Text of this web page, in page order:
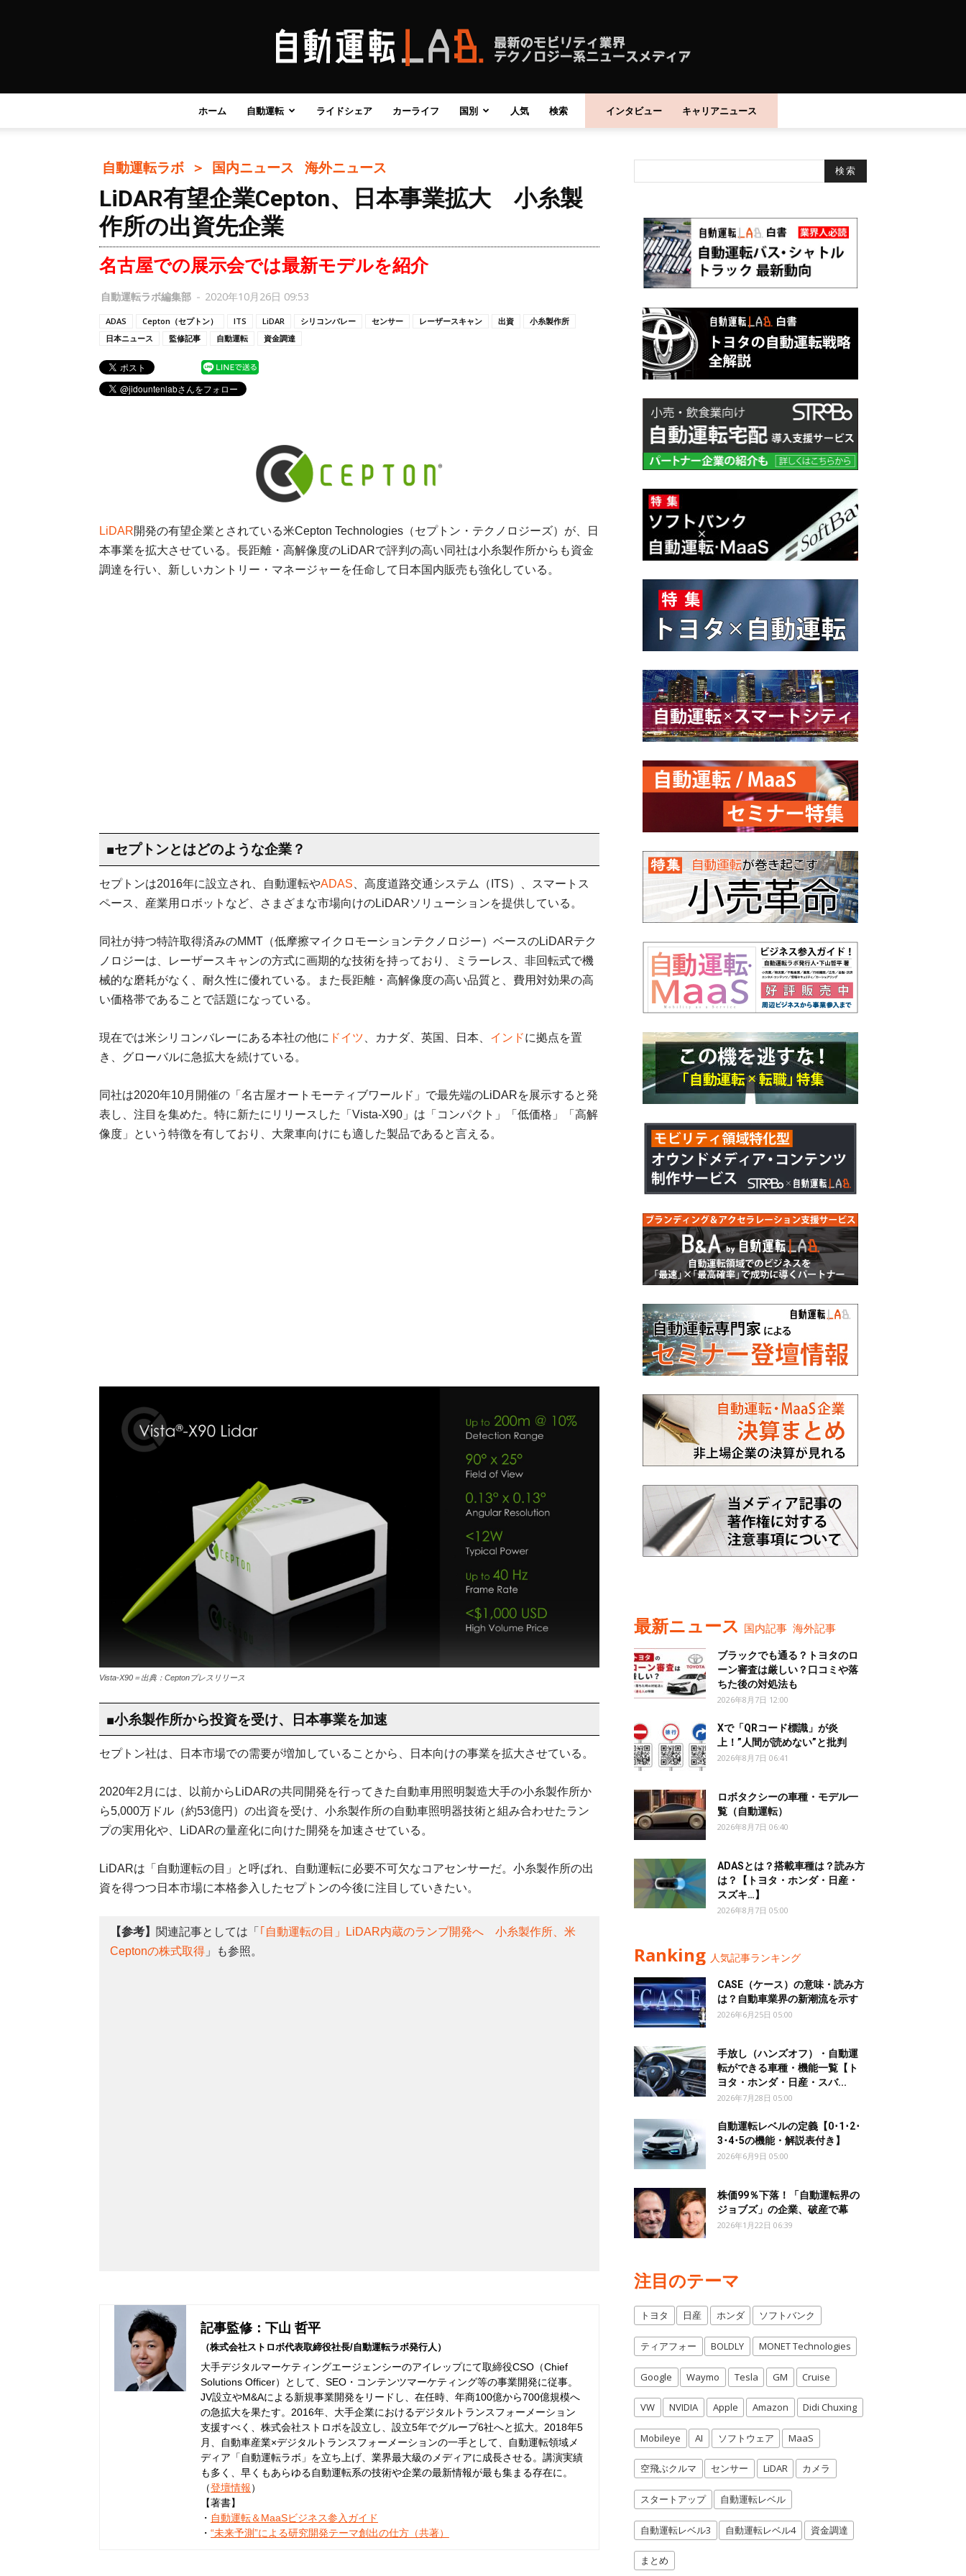
自
動
ホーム 自動運転 ライドシェア カーライフ 国別 人気 検索 インタビュー キャリアニュース
自動運転ラボ ＞ 国内ニュース 海外ニュース
LiDAR有望企業Cepton、日本事業拡大 小糸製
作所の出資先企業
名古屋での展示会では最新モデルを紹介
自動運転ラボ編集部 - 2020年10月26日 09:53
ADAS Cepton（セプトン） ITS LiDAR シリコンバレー センサー レーザースキャン 出資
小糸製作所
日本ニュース
監修記事 自動運転 資金調達
LiDAR開発の有望企業とされている米Cepton Technologies（セプトン・テクノロジーズ）が、日
本事業を拡大させている。長距離・高解像度のLiDARで評判の高い同社は小糸製作所からも資金
調達を行い、新しいカントリー・マネージャーを任命して日本国内販売も強化している。
■セプトンとはどのような企業？
セプトンは2016年に設立され、自動運転やADAS 、高度道路交通システム（ITS）、スマートス
ペース、産業用ロボットなど、さまざまな市場向けのLiDARソリューションを提供している。
同社が持つ特許取得済みのMMT（低摩擦マイクロモーションテクノロジー）ベースのLiDARテク
ノロジーは、レーザースキャンの方式に画期的な技術を持っており、ミラーレス、非回転式で機
械的な磨耗がなく、耐久性に優れている。また長距離・高解像度の高い品質と、費用対効果の高
い価格帯であることで話題になっている。
現在では米シリコンバレーにある本社の他に ドイツ 、カナダ、英国、日本、 インドに拠点を置
き、グローバルに急拡大を続けている。
同社は2020年10月開催の「名古屋オートモーティブワールド」で最先端のLiDARを展示すると発
表し、注目を集めた。特に新たにリリースした「Vista-X90」は「コンパクト」「低価格」「高解
像度」という特徴を有しており、大衆車向けにも適した製品であると言える。
Vista-X90＝出典：Ceptonプレスリリース
■小糸製作所から投資を受け、日本事業を加速
セプトン社は、日本市場での需要が増加していることから、日本向けの事業を拡大させている。
2020年2月には、以前からLiDARの共同開発を行ってきた自動車用照明製造大手の小糸製作所か
ら5,000万ドル（約53億円）の出資を受け、小糸製作所の自動車照明器技術と組み合わせたラン
プの実用化や、LiDARの量産化に向けた開発を加速させている。
LiDARは「自動運転の目」と呼ばれ、自動運転に必要不可欠なコアセンサーだ。小糸製作所の出
資を得つつ日本市場に本格参入したセプトンの今後に注目していきたい。
【参考】 関連記事としては「 ｢自動運転の目」LiDAR内蔵のランプ開発へ 小糸製作所、米
Ceptonの株式取得 」も参照。
記事監修：下山 哲平
（株式会社ストロボ代表取締役社長/自動運転ラボ発行人）
大手デジタルマーケティングエージェンシーのアイレップにて取締役CSO（Chief
Solutions Officer）として、SEO・コンテンツマーケティング等の事業開発に従事。
JV設立やM&Aによる新規事業開発をリードし、在任時、年商100億から700億規模へ
の急拡大を果たす。2016年、大手企業におけるデジタルトランスフォーメーション
支援すべく、株式会社ストロボを設立し、設立5年でグループ6社へと拡大。2018年5
月、自動車産業×デジタルトランスフォーメーションの一手として、自動運転領域メ
ディア「自動運転ラボ」を立ち上げ、業界最大級のメディアに成長させる。講演実績
も多く、早くもあらゆる自動運転系の技術や企業の最新情報が最も集まる存在に。
（登壇情報）
【著書】
・ 自動運転＆MaaSビジネス参入ガイド
・ “未来予測”による研究開発テーマ創出の仕方（共著）
最新ニュース 国内記事 海外記事
ブラックでも通る？トヨタのロ
ーン審査は厳しい？口コミや落
ちた後の対処法も
2026年8月7日 12:00
Xで「QRコード標識」が炎
上！”人間が読めない”と批判
2026年8月7日 06:41
ロボタクシーの車種・モデル一
覧（自動運転）
2026年8月7日 06:40
ADASとは？搭載車種は？読み方
は？【トヨタ・ホンダ・日産・
スズキ…】
2026年8月7日 05:00
Ranking 人気記事ランキング
CASE（ケース）の意味・読み方
は？自動車業界の新潮流を示す
2026年6月25日 05:00
手放し（ハンズオフ）・自動運
転ができる車種・機能一覧【ト
ヨタ・ホンダ・日産・スバ...
2026年7月28日 05:00
自動運転レベルの定義【0･1･2･
3･4･5の機能・解説表付き】
2026年6月9日 05:00
株価99％下落！「自動運転界の
ジョブズ」の企業、破産で幕
2026年1月22日 06:39
注目のテーマ
トヨタ 日産 ホンダ ソフトバンク
ティアフォー BOLDLY MONET Technologies
Google Waymo Tesla GM Cruise
VW NVIDIA Apple Amazon Didi Chuxing
Mobileye AI ソフトウェア MaaS
空飛ぶクルマ センサー LiDAR カメラ
スタートアップ 自動運転レベル
自動運転レベル3 自動運転レベル4 資金調達
まとめ